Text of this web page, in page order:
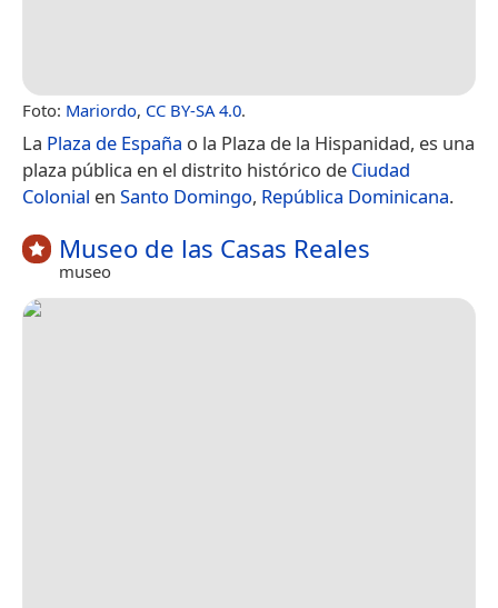
Foto: Mariordo, CC BY-SA 4.0.
La Plaza de España o la Plaza de la Hispanidad, es una
plaza pública en el distrito histórico de Ciudad
Colonial en Santo Domingo, República Dominicana.
Museo de las Casas Reales
museo